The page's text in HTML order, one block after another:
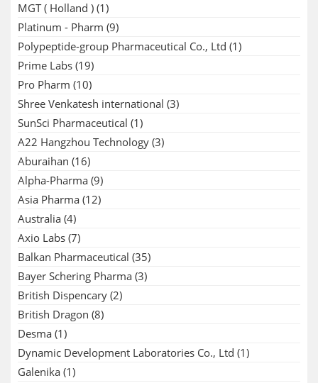
MGT ( Holland ) (1)
Platinum - Pharm (9)
Polypeptide-group Pharmaceutical Co., Ltd (1)
Prime Labs (19)
Pro Pharm (10)
Shree Venkatesh international (3)
SunSci Pharmaceutical (1)
A22 Hangzhou Technology (3)
Aburaihan (16)
Alpha-Pharma (9)
Asia Pharma (12)
Australia (4)
Axio Labs (7)
Balkan Pharmaceutical (35)
Bayer Schering Pharma (3)
British Dispencary (2)
British Dragon (8)
Desma (1)
Dynamic Development Laboratories Co., Ltd (1)
Galenika (1)